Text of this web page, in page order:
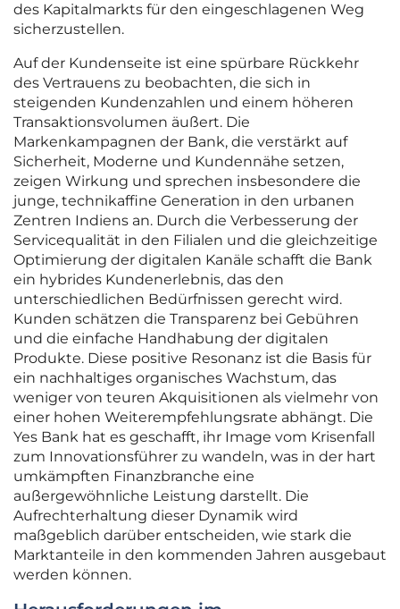
des Kapitalmarkts für den eingeschlagenen Weg
sicherzustellen.
Auf der Kundenseite ist eine spürbare Rückkehr
des Vertrauens zu beobachten, die sich in
steigenden Kundenzahlen und einem höheren
Transaktionsvolumen äußert. Die
Markenkampagnen der Bank, die verstärkt auf
Sicherheit, Moderne und Kundennähe setzen,
zeigen Wirkung und sprechen insbesondere die
junge, technikaffine Generation in den urbanen
Zentren Indiens an. Durch die Verbesserung der
Servicequalität in den Filialen und die gleichzeitige
Optimierung der digitalen Kanäle schafft die Bank
ein hybrides Kundenerlebnis, das den
unterschiedlichen Bedürfnissen gerecht wird.
Kunden schätzen die Transparenz bei Gebühren
und die einfache Handhabung der digitalen
Produkte. Diese positive Resonanz ist die Basis für
ein nachhaltiges organisches Wachstum, das
weniger von teuren Akquisitionen als vielmehr von
einer hohen Weiterempfehlungsrate abhängt. Die
Yes Bank hat es geschafft, ihr Image vom Krisenfall
zum Innovationsführer zu wandeln, was in der hart
umkämpften Finanzbranche eine
außergewöhnliche Leistung darstellt. Die
Aufrechterhaltung dieser Dynamik wird
maßgeblich darüber entscheiden, wie stark die
Marktanteile in den kommenden Jahren ausgebaut
werden können.